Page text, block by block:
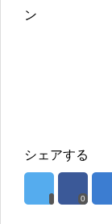
ン
シェアする
0